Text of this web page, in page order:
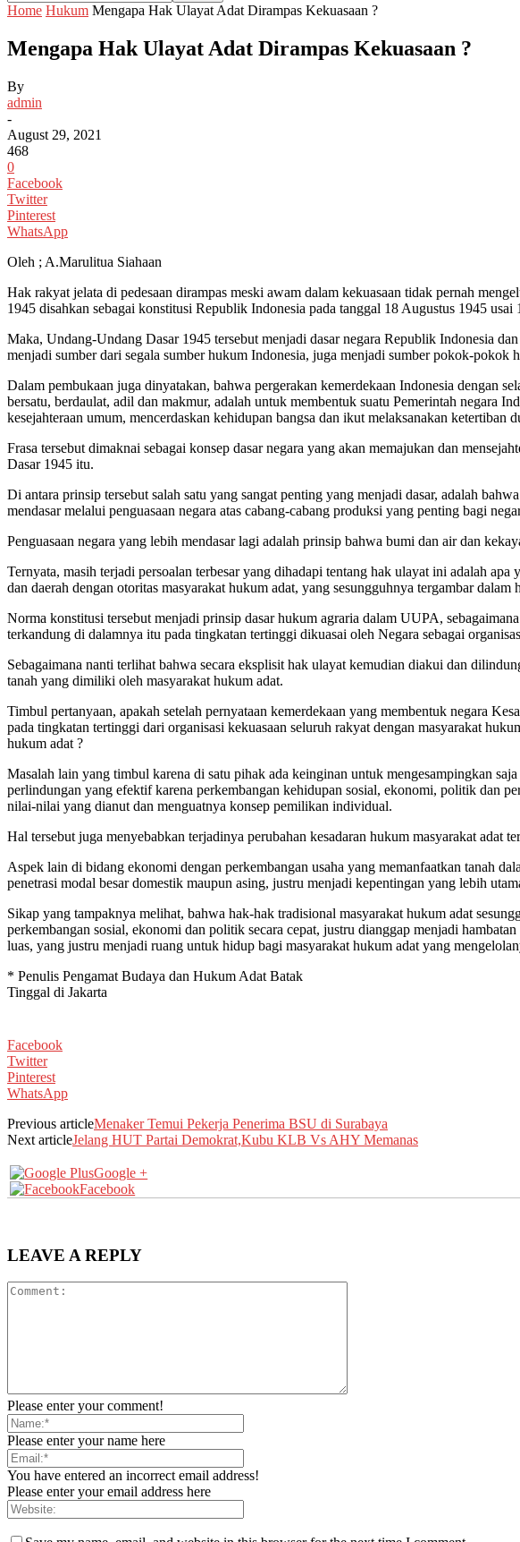
Home Hukum Mengapa Hak Ulayat Adat Dirampas Kekuasaan ?
Mengapa Hak Ulayat Adat Dirampas Kekuasaan ?
By
admin
-
August 29, 2021
468
0
Facebook
Twitter
Pinterest
WhatsApp
Oleh ; A.Marulitua Siahaan
Hak rakyat jelata di pedesaan dirampas meski awam dalam kekuasaan tidak pernah
1945 disahkan sebagai konstitusi Republik Indonesia pada tanggal 18 Augustus 1945
Maka, Undang-Undang Dasar 1945 tersebut menjadi dasar negara Republik Indonesia
menjadi sumber dari segala sumber hukum Indonesia, juga menjadi sumber pokok-pokok
Dalam pembukaan juga dinyatakan, bahwa pergerakan kemerdekaan Indonesia dengan
bersatu, berdaulat, adil dan makmur, adalah untuk membentuk suatu Pemerintah negara
kesejahteraan umum, mencerdaskan kehidupan bangsa dan ikut melaksanakan ketertiban
Frasa tersebut dimaknai sebagai konsep dasar negara yang akan memajukan dan
Dasar 1945 itu.
Di antara prinsip tersebut salah satu yang sangat penting yang menjadi dasar, adalah
mendasar melalui penguasaan negara atas cabang-cabang produksi yang penting bagi
Penguasaan negara yang lebih mendasar lagi adalah prinsip bahwa bumi dan air dan
Ternyata, masih terjadi persoalan terbesar yang dihadapi tentang hak ulayat ini adalah
dan daerah dengan otoritas masyarakat hukum adat, yang sesungguhnya tergambar
Norma konstitusi tersebut menjadi prinsip dasar hukum agraria dalam UUPA,
terkandung di dalamnya itu pada tingkatan tertinggi dikuasai oleh Negara sebagai
Sebagaimana nanti terlihat bahwa secara eksplisit hak ulayat kemudian diakui dan
tanah yang dimiliki oleh masyarakat hukum adat.
Timbul pertanyaan, apakah setelah pernyataan kemerdekaan yang membentuk negara
pada tingkatan tertinggi dari organisasi kekuasaan seluruh rakyat dengan masyarakat
hukum adat ?
Masalah lain yang timbul karena di satu pihak ada keinginan untuk mengesampingkan
perlindungan yang efektif karena perkembangan kehidupan sosial, ekonomi, politik dan
nilai-nilai yang dianut dan menguatnya konsep pemilikan individual.
Hal tersebut juga menyebabkan terjadinya perubahan kesadaran hukum masyarakat adat
Aspek lain di bidang ekonomi dengan perkembangan usaha yang memanfaatkan tanah
penetrasi modal besar domestik maupun asing, justru menjadi kepentingan yang lebih
Sikap yang tampaknya melihat, bahwa hak-hak tradisional masyarakat hukum adat
perkembangan sosial, ekonomi dan politik secara cepat, justru dianggap menjadi
luas, yang justru menjadi ruang untuk hidup bagi masyarakat hukum adat yang
* Penulis Pengamat Budaya dan Hukum Adat Batak
Tinggal di Jakarta
Facebook
Twitter
Pinterest
WhatsApp
Previous articleMenaker Temui Pekerja Penerima BSU di Surabaya
Next articleJelang HUT Partai Demokrat,Kubu KLB Vs AHY Memanas
Google +
Facebook
LEAVE A REPLY
Please enter your comment!
Please enter your name here
You have entered an incorrect email address!
Please enter your email address here